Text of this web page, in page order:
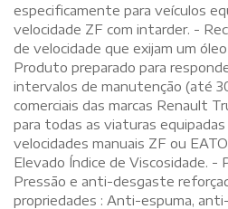
especificamente para veículos
velocidade ZF com intarder. -
de velocidade que exijam um
Produto preparado para
intervalos de manutenção (até
comerciais das marcas Renault
para todas as viaturas equipadas
velocidades manuais ZF ou
Elevado Índice de Viscosidade. -
Pressão e anti-desgaste
propriedades : Anti-espuma,